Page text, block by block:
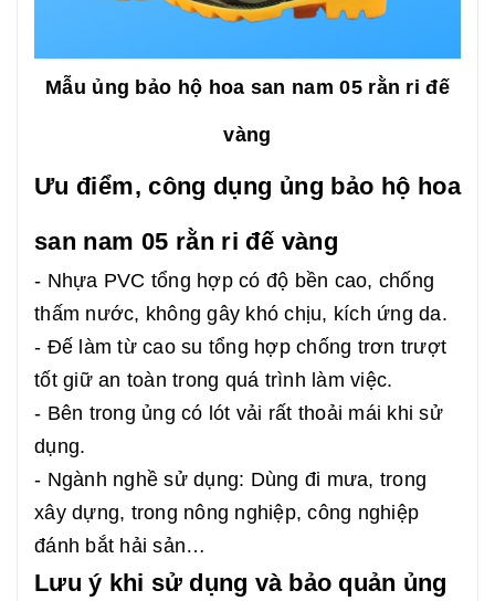
Mẫu ủng bảo hộ hoa san nam 05 rằn ri đế
vàng
Ưu điểm, công dụng ủng bảo hộ hoa
san nam 05 rằn ri đế vàng
- Nhựa PVC tổng hợp có độ bền cao, chống
thấm nước, không gây khó chịu, kích ứng da.
- Đế làm từ cao su tổng hợp chống trơn trượt
tốt giữ an toàn trong quá trình làm việc.
- Bên trong ủng có lót vải rất thoải mái khi sử
dụng.
- Ngành nghề sử dụng: Dùng đi mưa, trong
xây dựng, trong nông nghiệp, công nghiệp
đánh bắt hải sản…
Lưu ý khi sử dụng và bảo quản ủng